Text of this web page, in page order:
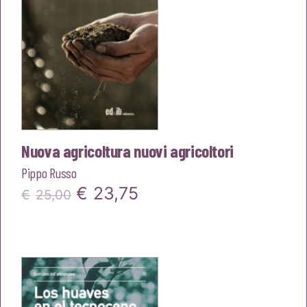
Nuova agricoltura nuovi agricoltori
Pippo Russo
€ 25,00 Il
era:
€25,00.
€ 23,75
è:
€23,75.